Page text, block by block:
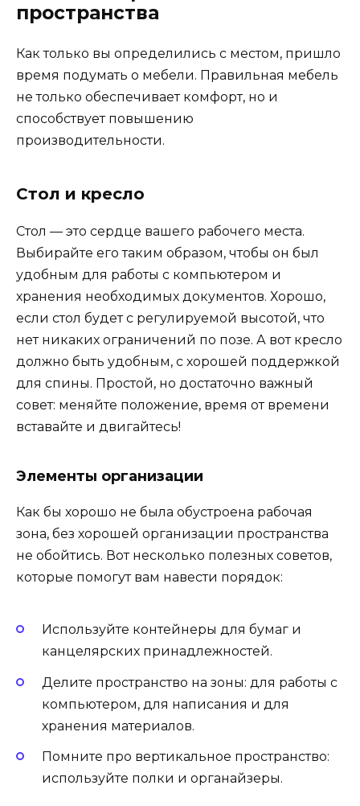
пространства
Как только вы определились с местом, пришло
время подумать о мебели. Правильная мебель
не только обеспечивает комфорт, но и
способствует повышению
производительности.
Стол и кресло
Стол — это сердце вашего рабочего места.
Выбирайте его таким образом, чтобы он был
удобным для работы с компьютером и
хранения необходимых документов. Хорошо,
если стол будет с регулируемой высотой, что
нет никаких ограничений по позе. А вот кресло
должно быть удобным, с хорошей поддержкой
для спины. Простой, но достаточно важный
совет: меняйте положение, время от времени
вставайте и двигайтесь!
Элементы организации
Как бы хорошо не была обустроена рабочая
зона, без хорошей организации пространства
не обойтись. Вот несколько полезных советов,
которые помогут вам навести порядок:
Используйте контейнеры для бумаг и
канцелярских принадлежностей.
Делите пространство на зоны: для работы с
компьютером, для написания и для
хранения материалов.
Помните про вертикальное пространство:
используйте полки и органайзеры.